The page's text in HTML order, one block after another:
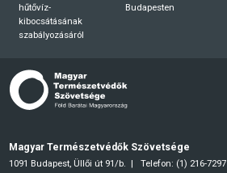
hűtővíz-
kibocsátásának
szabályozásáról
Budapesten
Magyar Természetvédők Szövetsége
1091 Budapest, Üllői út 91/b.
Telefon: (1) 216-7297